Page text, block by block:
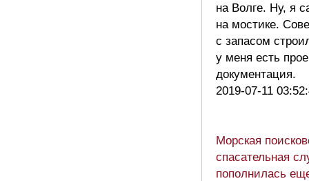
на Волге. Ну, я
на мостике.
с запасом
у меня есть
документация.
2019-07-11
Морская
спасательная
пополнилась